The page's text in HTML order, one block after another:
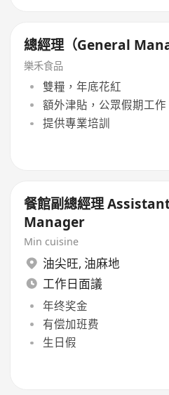
總經理（General
樂禾食品
雙糧，年底花紅
額外津貼，公眾假期工作
提供專業培訓
餐館副總經理
Manager
Min cuisine
油尖旺, 油麻地
工作日面議
年终奖金
有偿加班费
生日假